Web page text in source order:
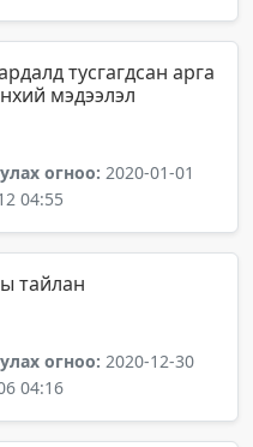
тусгагдсан арга
мэдээлэл
огноо: 2020-01-01
04:55
тайлан
огноо: 2020-12-30
04:16